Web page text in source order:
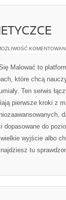
Malować to
które chcą
Ten serwis
pierwsze kroki z
dopasowane do
wyjście albo
tu